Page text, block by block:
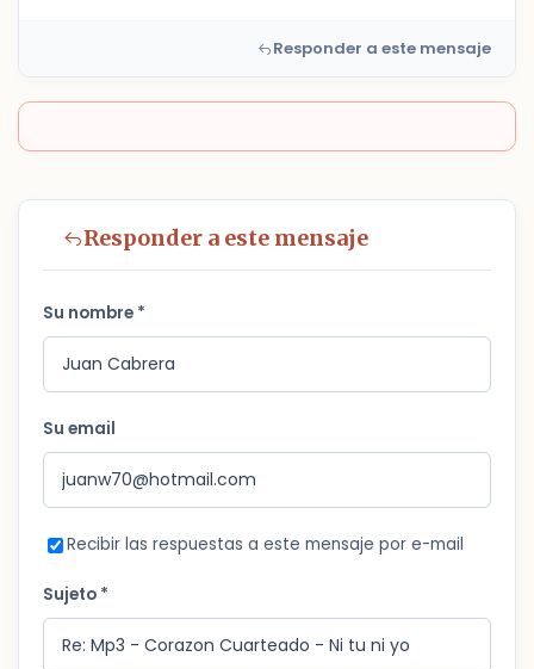
Responder a este mensaje
Responder a este mensaje
Su nombre *
Su email
Recibir las respuestas a este mensaje por e-mail
Sujeto *